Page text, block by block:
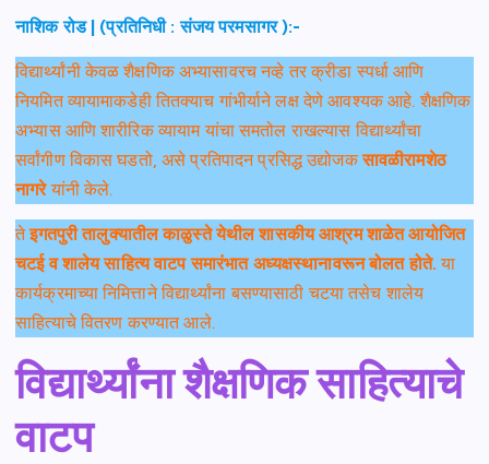
नाशिक रोड | (प्रतिनिधी : संजय परमसागर ):-
विद्यार्थ्यांनी केवळ शैक्षणिक अभ्यासावरच नव्हे तर क्रीडा स्पर्धा आणि
नियमित व्यायामाकडेही तितक्याच गांभीर्याने लक्ष देणे आवश्यक आहे. शैक्षणिक
अभ्यास आणि शारीरिक व्यायाम यांचा समतोल राखल्यास विद्यार्थ्यांचा
सर्वांगीण विकास घडतो, असे प्रतिपादन प्रसिद्ध उद्योजकसावळीरामशेठ
नागरेयांनी केले.
तेइगतपुरी तालुक्यातील काळुस्ते येथील शासकीय आश्रम शाळेत आयोजित
चटई व शालेय साहित्य वाटप समारंभात अध्यक्षस्थानावरून बोलत होते. या
कार्यक्रमाच्या निमित्ताने विद्यार्थ्यांना बसण्यासाठी चटया तसेच शालेय
साहित्याचे वितरण करण्यात आले.
विद्यार्थ्यांना शैक्षणिक साहित्याचे
वाटप